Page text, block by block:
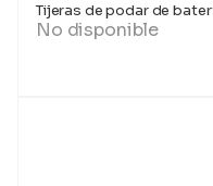
Tijeras de podar de
No disponible